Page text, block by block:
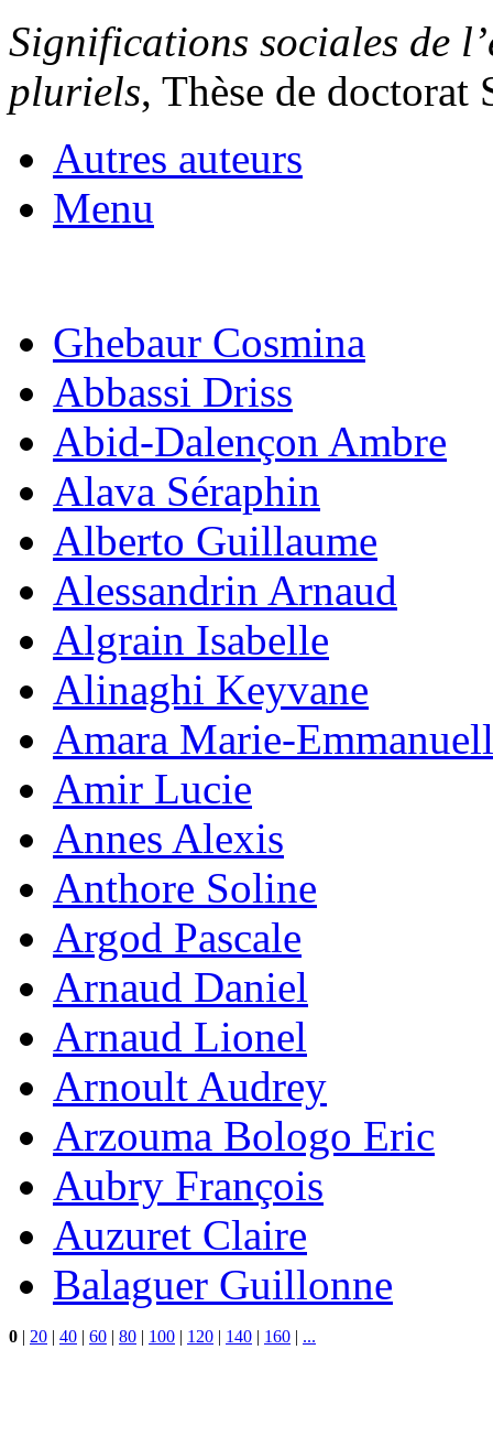
Significations sociales de
pluriels, Thèse de doctorat
Autres auteurs
Menu
Ghebaur Cosmina
Abbassi Driss
Abid-Dalençon Ambre
Alava Séraphin
Alberto Guillaume
Alessandrin Arnaud
Algrain Isabelle
Alinaghi Keyvane
Amara Marie-
Amir Lucie
Annes Alexis
Anthore Soline
Argod Pascale
Arnaud Daniel
Arnaud Lionel
Arnoult Audrey
Arzouma Bologo Eric
Aubry François
Auzuret Claire
Balaguer Guillonne
0 | 20 | 40 | 60 | 80 | 100 | 120 | 140 | 160 | ...